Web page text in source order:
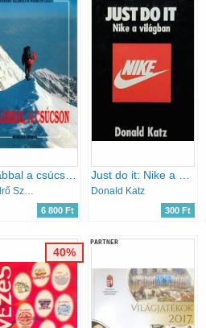
6 800 Ft
Donald Katz
300 Ft
40%
PARTNER